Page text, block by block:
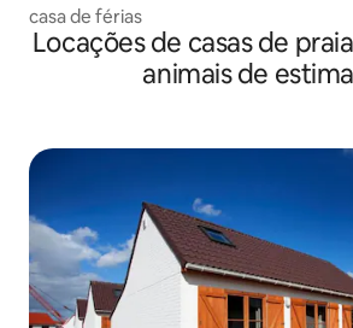
casa de férias
Locações de casas de
animais de